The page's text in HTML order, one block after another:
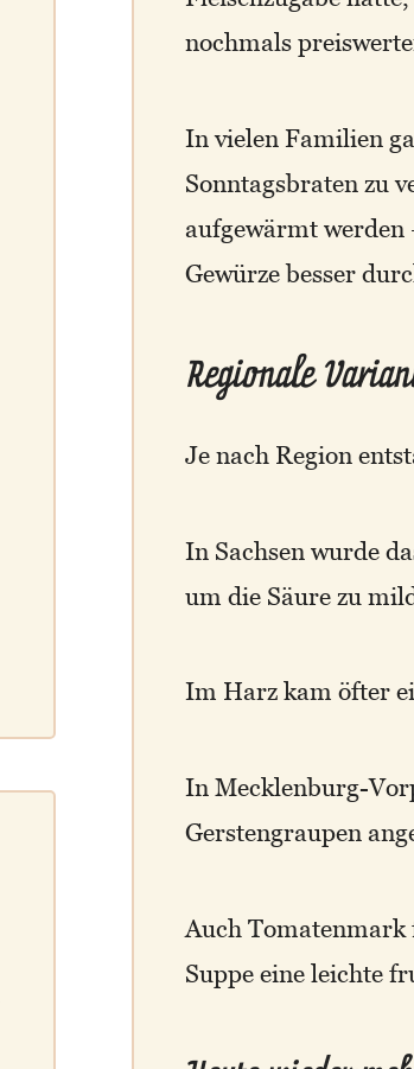
nochmals
In vielen Familien
Sonntagsbraten zu
aufgewärmt werden
Gewürze besser
Regionale
Je nach Region
In Sachsen wurde
um die Säure zu
Im Harz kam öfter
In Mecklenburg-
Gerstengraupen
Auch Tomatenmark
Suppe eine leichte